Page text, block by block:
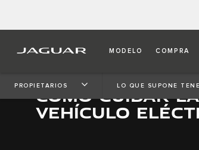
MODELO COMPRA
PROPIETARIOS LO QUE SUPONE
CÓMO CUIDAR
VEHÍCULO